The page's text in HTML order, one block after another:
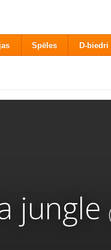
Spēles D-biedri
jungle